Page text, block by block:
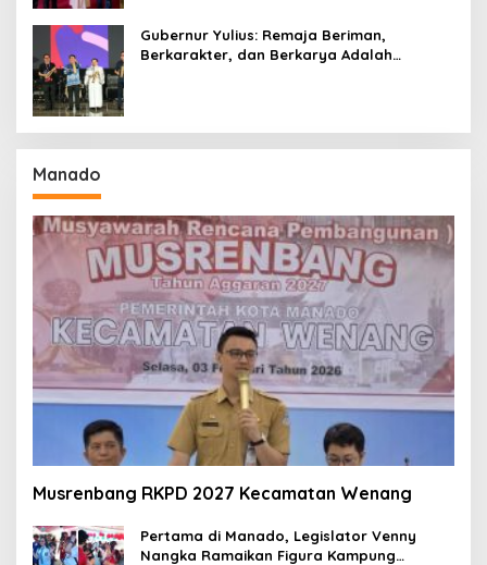
Gubernur Yulius: Remaja Beriman,
Berkarakter, dan Berkarya Adalah
Manado
Musrenbang RKPD 2027 Kecamatan Wenang
Pertama di Manado, Legislator Venny
Nangka Ramaikan Figura Kampung